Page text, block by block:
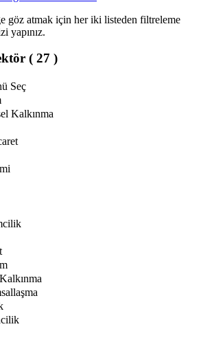
göz atmak için her iki listeden filtreleme
yapınız.
( 27 )
Seç
Kalkınma